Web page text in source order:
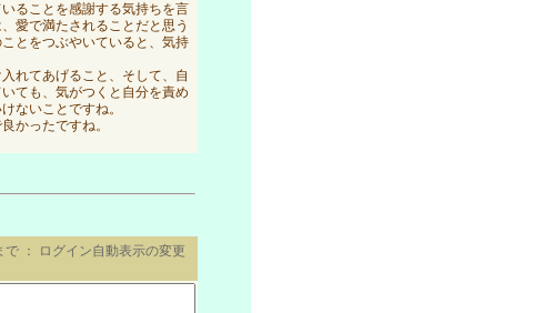
ることを感謝する気持ちを言
愛で満たされることだと思う
とをつぶやいていると、気持
れてあげること、そして、自
ても、気がつくと自分を責め
ないことですね。
かったですね。
で ： ログイン自動表示の変更